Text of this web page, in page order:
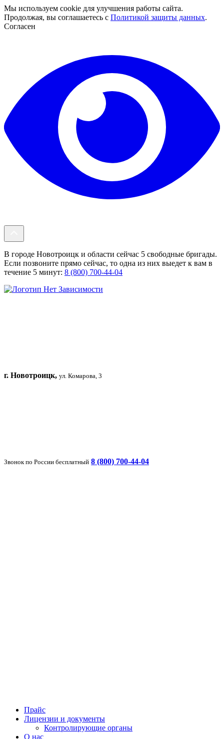
Мы используем cookie для улучшения работы сайта.
Продолжая, вы соглашаетесь с Политикой защиты данных.
Согласен
В городе Новотроицк и области сейчас 5 свободные бригады.
Если позвоните прямо сейчас, то одна из них выедет к вам в
течение 5 минут: 8 (800) 700-44-04
г. Новотроицк, ул. Комарова, 3
Звонок по России бесплатный 8 (800) 700-44-04
Прайс
Лицензии и документы
Контролирующие органы
О нас